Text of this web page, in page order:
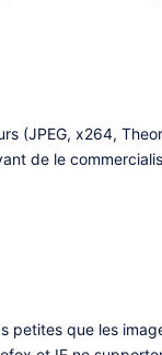
(JPEG, x264,
de le
que les